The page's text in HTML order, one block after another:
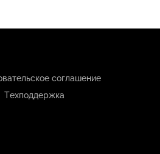
соглашение
Техподдержка